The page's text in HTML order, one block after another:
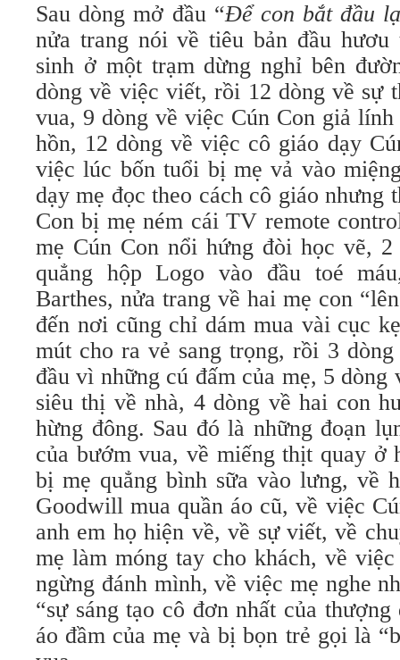
Sau dòng mở đầu “Để con bắt đầu
nửa trang nói về tiêu bản đầu
sinh ở một trạm dừng nghỉ bên
dòng về việc viết, rồi 12 dòng về sự
vua, 9 dòng về việc Cún Con giả
hồn, 12 dòng về việc cô giáo dạy
việc lúc bốn tuổi bị mẹ vả vào
dạy mẹ đọc theo cách cô giáo nhưng
Con bị mẹ ném cái TV remote
mẹ Cún Con nổi hứng đòi học vẽ,
quẳng hộp Logo vào đầu toé
Barthes, nửa trang về hai mẹ con
đến nơi cũng chỉ dám mua vài cục
mút cho ra vẻ sang trọng, rồi 3
đầu vì những cú đấm của mẹ, 5
siêu thị về nhà, 4 dòng về hai con
hừng đông. Sau đó là những đoạn
của bướm vua, về miếng thịt quay ở
bị mẹ quẳng bình sữa vào lưng, về
Goodwill mua quần áo cũ, về việc
anh em họ hiện về, về sự viết, về
mẹ làm móng tay cho khách, về
ngừng đánh mình, về việc mẹ nghe
“sự sáng tạo cô đơn nhất của
áo đầm của mẹ và bị bọn trẻ gọi là